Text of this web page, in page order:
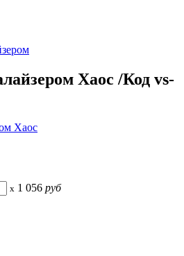
Хаос /Код vs-
x 1 056 руб